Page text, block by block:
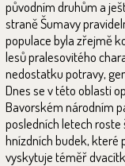
původním druhům a
straně Šumavy
populace byla zřejmě
lesů pralesovitého
nedostatku potravy,
Dnes se v této oblasti
Bavorském národním
posledních letech
hnízdních budek, které
vyskytuje téměř